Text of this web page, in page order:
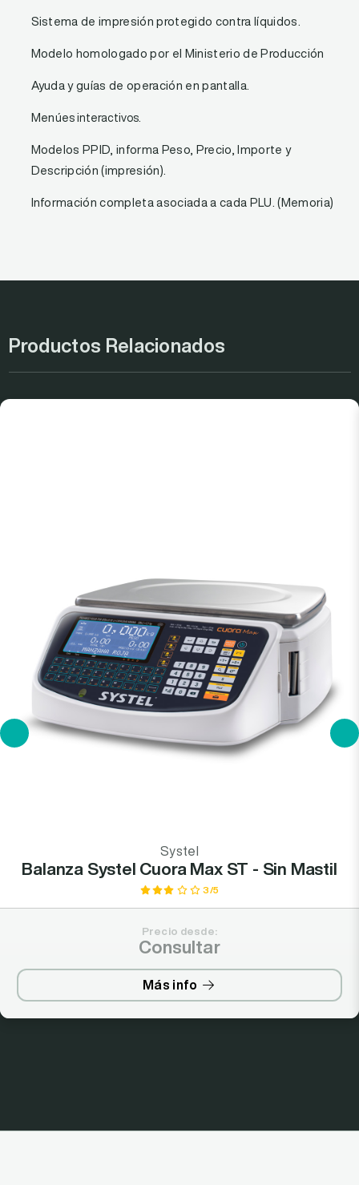
Sistema de impresión protegido contra líquidos.
Modelo homologado por el Ministerio de Producción
Ayuda y guías de operación en pantalla.
Menúes interactivos.
Modelos PPID, informa Peso, Precio, Importe y
Descripción (impresión).
Información completa asociada a cada PLU. (Memoria)
Productos Relacionados
Systel
Balanza Systel Cuora Max ST - Sin Mastil
3/5
Precio desde:
Consultar
Más info